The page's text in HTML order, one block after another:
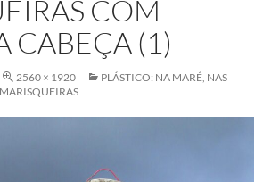
COM
CABEÇA (1)
2560 × 1920
PLÁSTICO: NA MARÉ, NAS